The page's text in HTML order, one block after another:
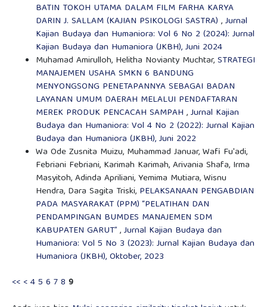
BATIN TOKOH UTAMA DALAM FILM FARHA KARYA
DARIN J. SALLAM (KAJIAN PSIKOLOGI SASTRA) ,Jurnal
Kajian Budaya dan Humaniora: Vol 6 No 2 (2024): Jurnal
Kajian Budaya dan Humaniora (JKBH), Juni 2024
Muhamad Amirulloh, Helitha Novianty Muchtar,STRATEGI
MANAJEMEN USAHA SMKN 6 BANDUNG
MENYONGSONG PENETAPANNYA SEBAGAI BADAN
LAYANAN UMUM DAERAH MELALUI PENDAFTARAN
MEREK PRODUK PENCACAH SAMPAH ,Jurnal Kajian
Budaya dan Humaniora: Vol 4 No 2 (2022): Jurnal Kajian
Budaya dan Humaniora (JKBH), Juni 2022
Wa Ode Zusnita Muizu, Muhammad Januar, Wafi Fu'adi,
Febriani Febriani, Karimah Karimah, Arivania Shafa, Irma
Masyitoh, Adinda Apriliani, Yemima Mutiara, Wisnu
Hendra, Dara Sagita Triski, PELAKSANAAN PENGABDIAN
PADA MASYARAKAT (PPM) “PELATIHAN DAN
PENDAMPINGAN BUMDES MANAJEMEN SDM
KABUPATEN GARUT”,Jurnal Kajian Budaya dan
Humaniora: Vol 5 No 3 (2023): Jurnal Kajian Budaya dan
Humaniora (JKBH), Oktober, 2023
<< <45 6 78 9